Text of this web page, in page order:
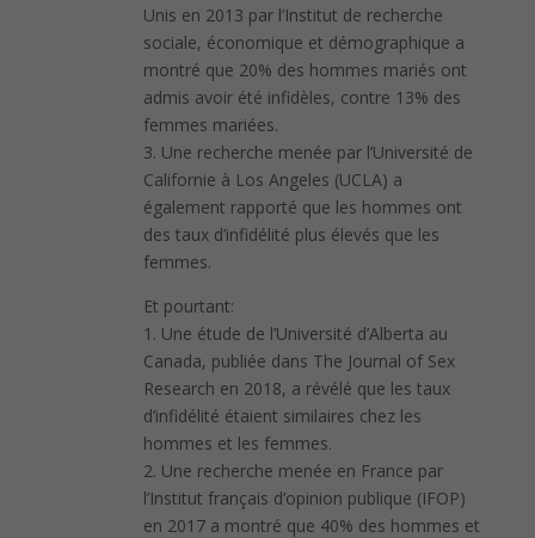
Unis en 2013 par l’Institut de recherche
sociale, économique et démographique a
montré que 20% des hommes mariés ont
admis avoir été infidèles, contre 13% des
femmes mariées.
3. Une recherche menée par l’Université de
Californie à Los Angeles (UCLA) a
également rapporté que les hommes ont
des taux d’infidélité plus élevés que les
femmes.
Et pourtant:
1. Une étude de l’Université d’Alberta au
Canada, publiée dans The Journal of Sex
Research en 2018, a révélé que les taux
d’infidélité étaient similaires chez les
hommes et les femmes.
2. Une recherche menée en France par
l’Institut français d’opinion publique (IFOP)
en 2017 a montré que 40% des hommes et